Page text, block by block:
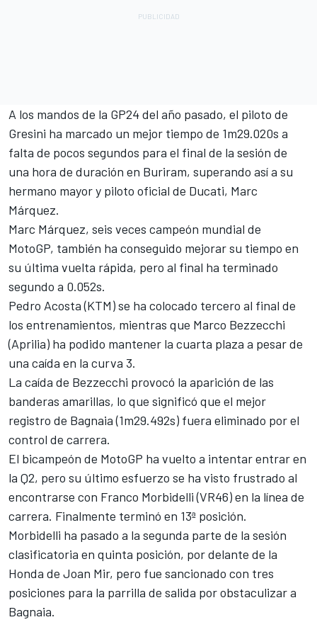
A los mandos de la GP24 del año pasado, el piloto de
Gresini ha marcado un mejor tiempo de 1m29.020s a
falta de pocos segundos para el final de la sesión de
una hora de duración en Buriram, superando así a su
hermano mayor y piloto oficial de Ducati, Marc
Márquez.
Marc Márquez, seis veces campeón mundial de
MotoGP, también ha conseguido mejorar su tiempo en
su última vuelta rápida, pero al final ha terminado
segundo a 0.052s.
Pedro Acosta(KTM) se ha colocado tercero al final de
los entrenamientos, mientras que Marco Bezzecchi
(Aprilia) ha podido mantener la cuarta plaza a pesar de
una caída en la curva 3.
La caída de Bezzecchi provocó la aparición de las
banderas amarillas, lo que significó que el mejor
registro de Bagnaia (1m29.492s) fuera eliminado por el
control de carrera.
El bicampeón de MotoGP ha vuelto a intentar entrar en
la Q2, pero su último esfuerzo se ha visto frustrado al
encontrarse con Franco Morbidelli(VR46) en la línea de
carrera. Finalmente terminó en 13ª posición.
Morbidelli ha pasado a la segunda parte de la sesión
clasificatoria en quinta posición, por delante de la
Honda de Joan Mir, pero fue sancionado con tres
posiciones para la parrilla de salida por obstaculizar a
Bagnaia.